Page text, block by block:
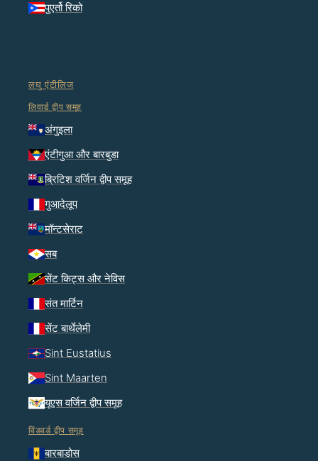
पुएर्तो रिको
लघु एंटीलिज
लिवार्ड द्वीप समूह
अंगुइला
एंटीगुआ और बारबुडा
ब्रिटिश वर्जिन द्वीप समूह
गुआदेलूप
मॉन्टसेराट
सब
सेंट किट्स और नेविस
संत मार्टिन
सेंट बार्थेलेमी
Sint Eustatius
Sint Maarten
यूएस वर्जिन द्वीप समूह
विंडवर्ड द्वीप समूह
बारबाडोस